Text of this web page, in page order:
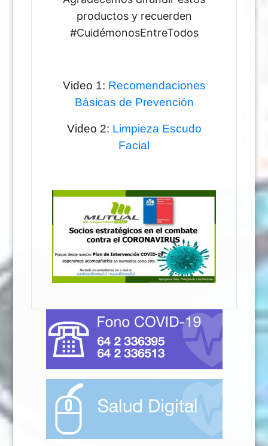
productos y recuerden
#CuidémonosEntreTodos
Video 1: Recomendaciones
Básicas de Prevención
Video 2: Limpieza Escudo
Facial